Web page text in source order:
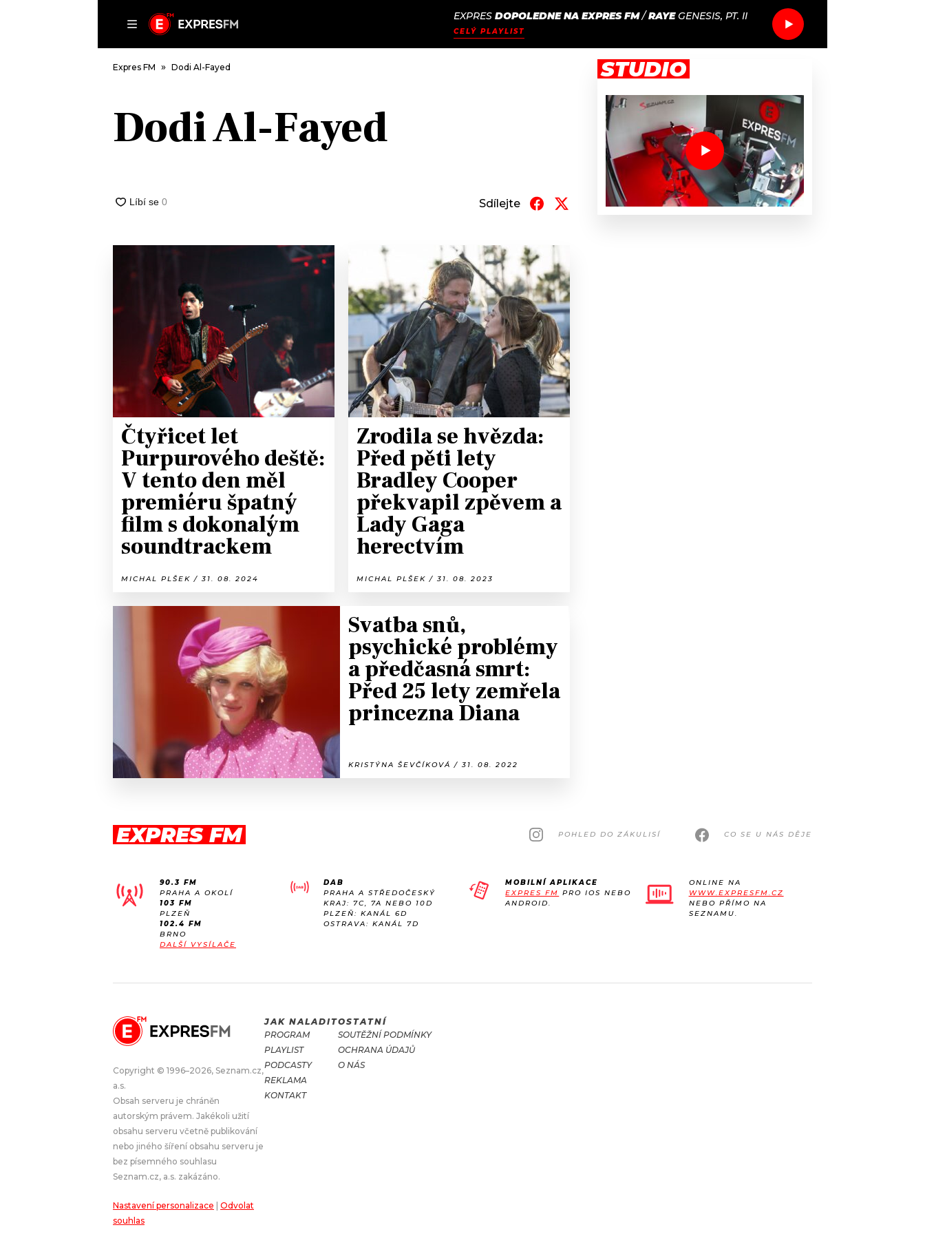
SEZNAM.CZ
EXPRES DOPOLEDNE NA EXPRES FM/RAYE GENESIS, PT. II
CELÝ PLAYLIST
DOMŮ
HUDBA
KVÍZY
MIX
PODCASTY
JAK NALADIT
RÁDIO
APLIKACE
PROGRAM
PLAYLIST
JAK NALADIT
SOUTĚŽE
Expres FM Dodi Al-Fayed
Dodi Al-Fayed
Sdílejte
Čtyřicet let
Purpurového deště:
V tento den měl
premiéru špatný
film s dokonalým
soundtrackem
MICHAL PLŠEK / 31. 08. 2024
Zrodila se hvězda:
Před pěti lety
Bradley Cooper
překvapil zpěvem a
Lady Gaga
herectvím
MICHAL PLŠEK / 31. 08. 2023
Svatba snů,
psychické problémy
a předčasná smrt:
Před 25 lety zemřela
princezna Diana
KRISTÝNA ŠEVČÍKOVÁ / 31. 08. 2022
STUDIO
EXPRES FM POHLED DO ZÁKULISÍ CO SE U NÁS DĚJE
90.3 FM
PRAHA A OKOLÍ
103 FM
PLZEŇ
102.4 FM
BRNO
DALŠÍ VYSÍLAČE
DAB
PRAHA A STŘEDOČESKÝ
KRAJ: 7C, 7A NEBO 10D
PLZEŇ: KANÁL 6D
OSTRAVA: KANÁL 7D
MOBILNÍ APLIKACE
EXPRES FM PRO IOS NEBO
ANDROID.
ONLINE NA
WWW.EXPRESFM.CZ
NEBO PŘÍMO NA
SEZNAMU.
Copyright © 1996–2026, Seznam.cz,
a.s.
Obsah serveru je chráněn
autorským právem. Jakékoli užití
obsahu serveru včetně publikování
nebo jiného šíření obsahu serveru je
bez písemného souhlasu
Seznam.cz, a.s. zakázáno.
Nastavení personalizace
Odvolat
souhlas
JAK NALADIT
PROGRAM
PLAYLIST
PODCASTY
REKLAMA
KONTAKT
OSTATNÍ
SOUTĚŽNÍ PODMÍNKY
OCHRANA ÚDAJŮ
O NÁS